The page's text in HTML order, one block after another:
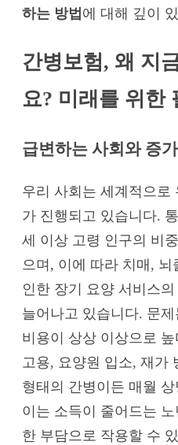
하는 방법 에 대해 깊이
간병보험, 왜 지
요? 미래를 위한
급변하는 사회와 증
우리 사회는 세계적으로
가 진행되고 있습니다.
세 이상 고령 인구의 비
으며, 이에 따라 치매,
인한 장기 요양 서비스
늘어나고 있습니다. 문
비용이 상상 이상으로
고용, 요양원 입소, 재가
형태의 간병이든 매월
이는 소득이 줄어드는
한 부담으로 작용할 수